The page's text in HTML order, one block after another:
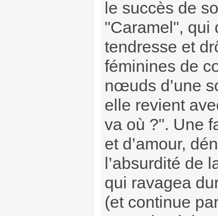
le succès de
"Caramel", qui
tendresse et
féminines de
nœuds d’une
elle revient
va où ?". Une
et d’amour,
l’absurdité de
qui ravagea
(et continue